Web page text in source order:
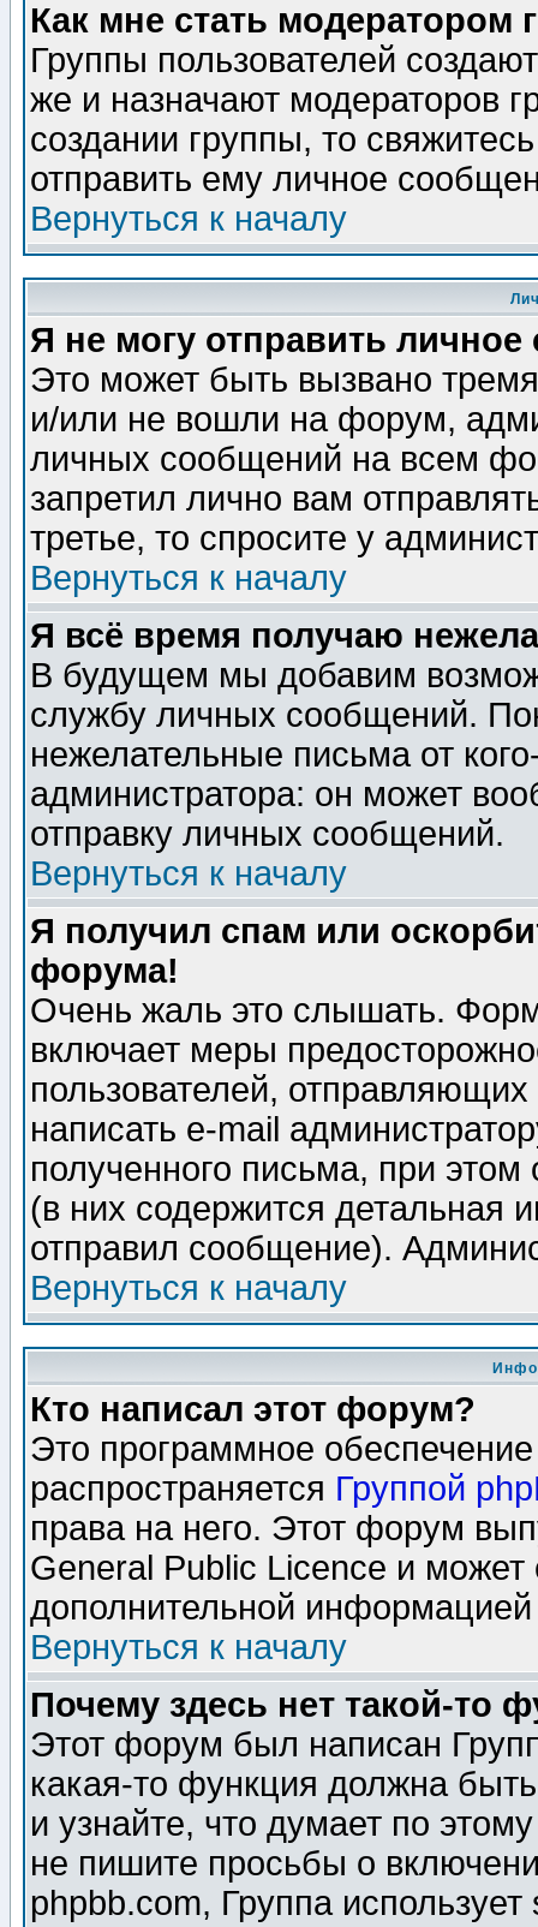
Как мне стать модератором
Группы пользователей
же и назначают модераторов
создании группы, то
отправить ему личное
Вернуться к началу
Я не могу отправить
Это может быть вызвано
и/или не вошли на форум,
личных сообщений на всем
запретил лично вам
третье, то спросите у
Вернуться к началу
Я всё время получаю
В будущем мы добавим
службу личных сообщений.
нежелательные письма от
администратора: он может
отправку личных сообщений.
Вернуться к началу
Я получил спам или
форума!
Очень жаль это слышать.
включает меры
пользователей,
написать e-mail
полученного письма, при этом
(в них содержится детальная
отправил сообщение).
Вернуться к началу
Кто написал этот форум?
Это программное
распространяется Группой
права на него. Этот форум
General Public Licence и может
дополнительной
Вернуться к началу
Почему здесь нет такой-то
Этот форум был написан
какая-то функция должна
и узнайте, что думает по
не пишите просьбы о
phpbb.com, Группа